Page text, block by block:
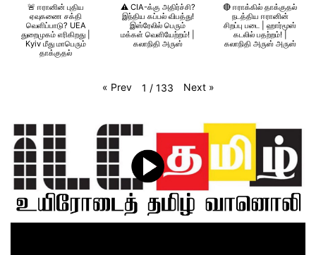
🚨 ஈரானின் புதிய
ஏவுகணை சக்தி
வெளிப்பாடு? UEA
துறைமுகம் எரிகிறது |
Kyiv மீது மாபெரும்
தாக்குதல்
⚠️ CIA-க்கு அதிர்ச்சி?
இந்திய கப்பல் விபத்து!
இஸ்ரேலில் பெரும்
மக்கள் வெளியேற்றம்! |
கலாநிதி அருஸ்
🔴 ஈராக்கில் தாக்குதல்
நடத்திய ஈரானின்
சிறப்பு படை | ஹார்மூஸ்
கடலில் பதற்றம்! |
கலாநிதி அருஸ் அருஸ்
« Prev 1 / 133 Next »